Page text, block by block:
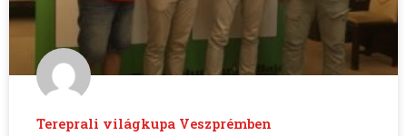
Tereprali világkupa Veszprémben